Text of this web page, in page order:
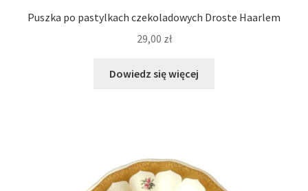
Puszka po pastylkach czekoladowych Droste Haarlem
29,00 zł
Dowiedz się więcej